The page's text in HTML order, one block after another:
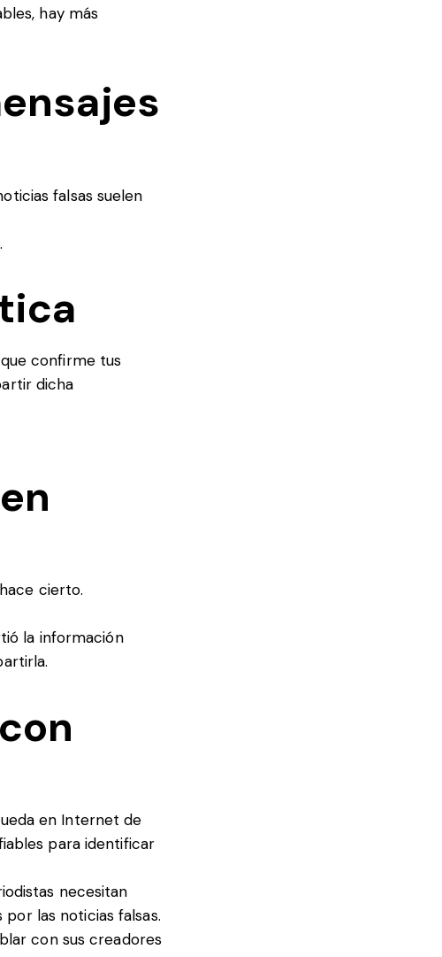
hay más
falsas suelen
confirme tus
dicha
cierto.
la información
en Internet de
para identificar
necesitan
las noticias falsas.
con sus creadores